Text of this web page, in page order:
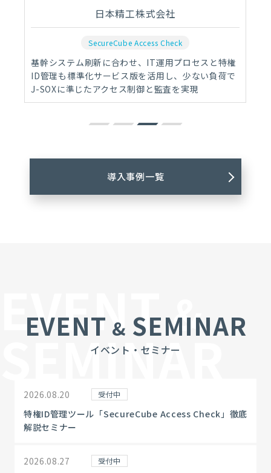
日本精工株式会社
SecureCube Access Check
基幹システム刷新に合わせ、IT運用プロセスと特権
ID管理も標準化サービス版を活用し、少ない負荷で
J-SOXに準じたアクセス制御と監査を実現
導入事例一覧
EVENT&
SEMINAR
EVENT & SEMINAR
イベント・セミナー
2026.08.20 受付中
特権ID管理ツール「SecureCube Access Check」徹底
解説セミナー
2026.08.27 受付中